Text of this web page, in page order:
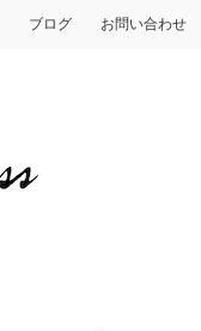
ブログ お問い合わせ